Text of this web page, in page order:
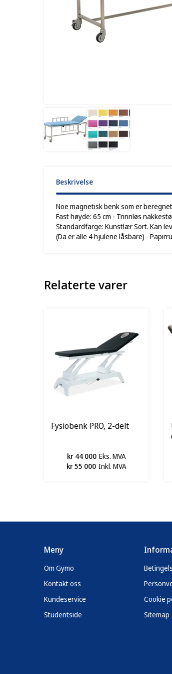
Beskrivelse
Noe magnetisk benk som er
Fast høyde: 65 cm - Trinnløs
Standardfarge: Kunstlær Sort. Kan
(Da er alle 4 hjulene låsbare) -
Relaterte varer
Fysiobenk PRO, 2-delt
kr 44 000 Eks. MVA
kr 55 000 Inkl. MVA
Meny
Om Gymo
Kontakt oss
Kundeservice
Studentside
Cookie
Sitemap